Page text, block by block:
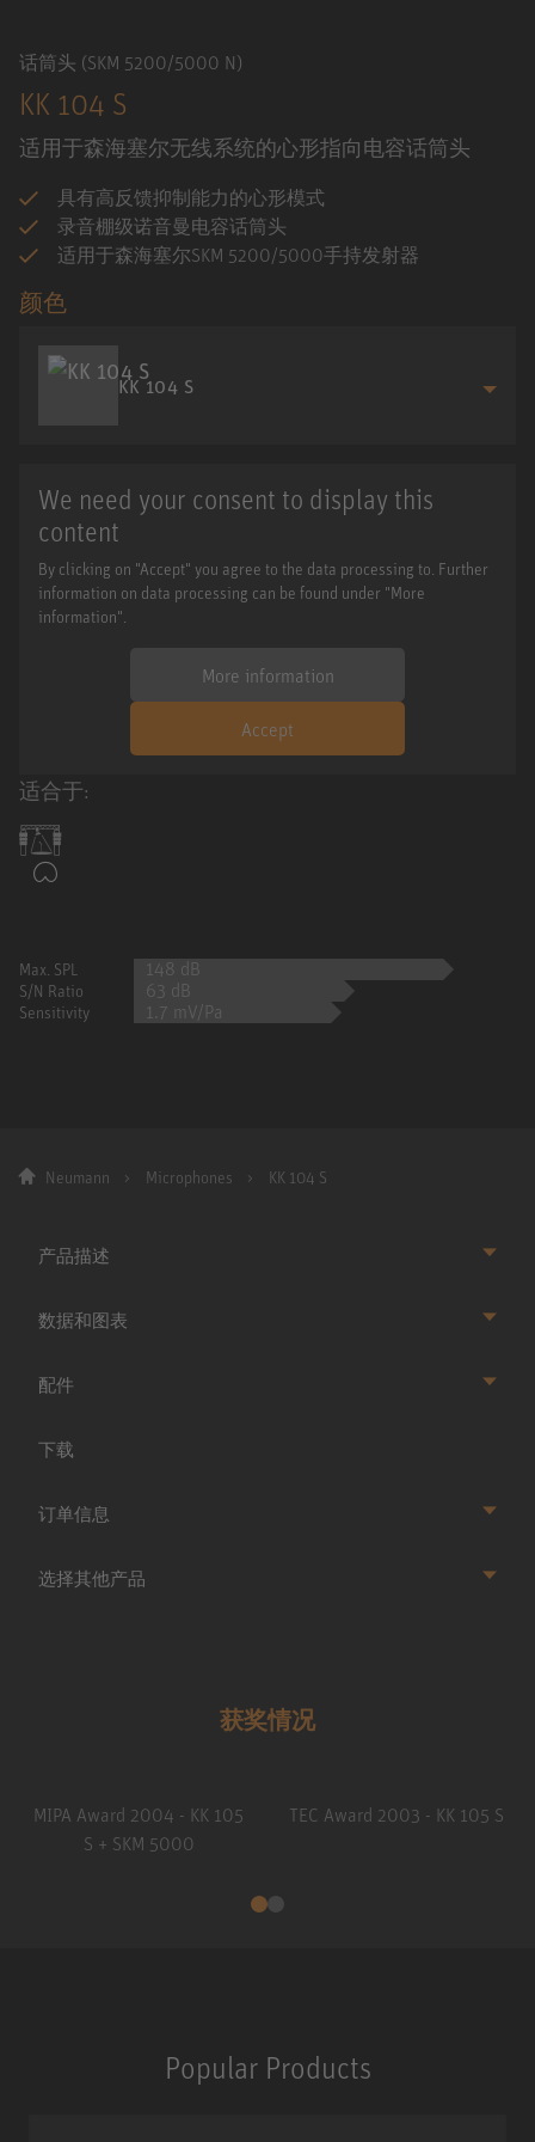
话筒头 (SKM 5200/5000 N)
KK 104 S
适用于森海塞尔无线系统的心形指向电容话筒头
具有高反馈抑制能力的心形模式
录音棚级诺音曼电容话筒头
适用于森海塞尔SKM 5200/5000手持发射器
颜色
KK 104 S
We need your consent to display this
content
By clicking on "Accept" you agree to the data processing to. Further
information on data processing can be found under "More
information".
More information
Accept
适合于:
Max. SPL 148 dB
S/N Ratio 63 dB
Sensitivity 1.7 mV/Pa
Neumann Microphones KK 104 S
产品描述
数据和图表
配件
下载
订单信息
选择其他产品
获奖情况
MIPA Award 2004 - KK 105
S + SKM 5000
TEC Award 2003 - KK 105 S
Popular Products